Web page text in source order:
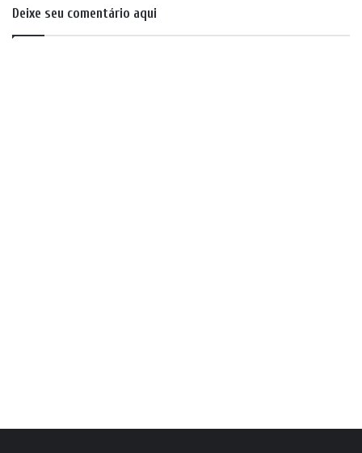
Deixe seu comentário aqui